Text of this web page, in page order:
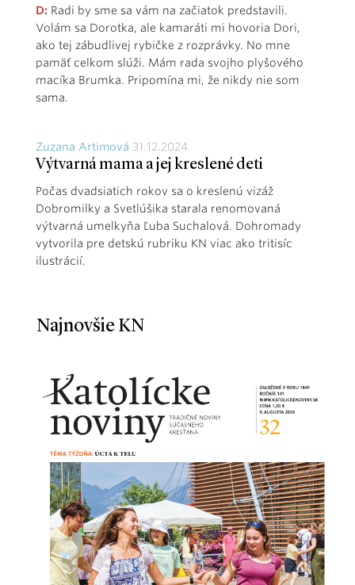
D: Radi by sme sa vám na začiatok predstavili.
Volám sa Dorotka, ale kamaráti mi hovoria Dori,
ako tej zábudlivej rybičke z rozprávky. No mne
pamäť celkom slúži. Mám rada svojho plyšového
macíka Brumka. Pripomína mi, že nikdy nie som
sama.
Zuzana Artimová 31.12.2024
Výtvarná mama a jej kreslené deti
Počas dvadsiatich rokov sa o kreslenú vizáž
Dobromilky a Svetlúšika starala renomovaná
výtvarná umelkyňa Ľuba Suchalová. Dohromady
vytvorila pre detskú rubriku KN viac ako tritisíc
ilustrácií.
Najnovšie KN